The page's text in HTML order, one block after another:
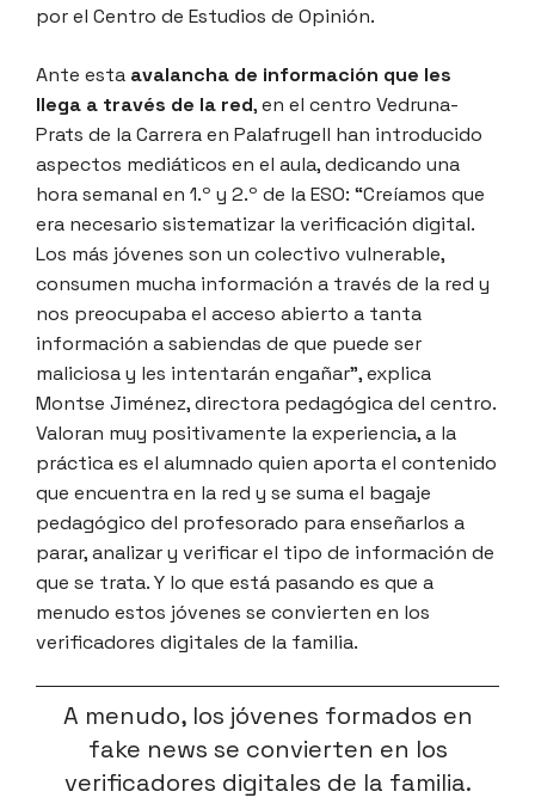
por el Centro de Estudios de Opinión.
Ante esta avalancha de información que les
llega a través de la red, en el centro Vedruna-
Prats de la Carrera en Palafrugell han introducido
aspectos mediáticos en el aula, dedicando una
hora semanal en 1.º y 2.º de la ESO: “Creíamos que
era necesario sistematizar la verificación digital.
Los más jóvenes son un colectivo vulnerable,
consumen mucha información a través de la red y
nos preocupaba el acceso abierto a tanta
información a sabiendas de que puede ser
maliciosa y les intentarán engañar”, explica
Montse Jiménez, directora pedagógica del centro.
Valoran muy positivamente la experiencia, a la
práctica es el alumnado quien aporta el contenido
que encuentra en la red y se suma el bagaje
pedagógico del profesorado para enseñarlos a
parar, analizar y verificar el tipo de información de
que se trata. Y lo que está pasando es que a
menudo estos jóvenes se convierten en los
verificadores digitales de la familia.
A menudo, los jóvenes formados en
fake news se convierten en los
verificadores digitales de la familia.